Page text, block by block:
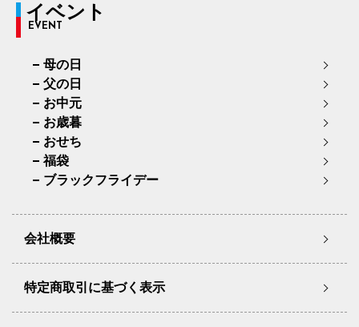
イベント
EVENT
母の日
父の日
お中元
お歳暮
おせち
福袋
ブラックフライデー
会社概要
特定商取引に基づく表示